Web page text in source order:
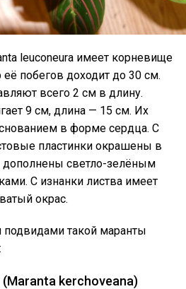
leuconeura имеет корневище
побегов доходит до 30 см.
всего 2 см в длину.
9 см, длина — 15 см. Их
в форме сердца. С
пластинки окрашены в
светло-зелёным
С изнанки листва имеет
окрас.
такой маранты
kerchoveana)